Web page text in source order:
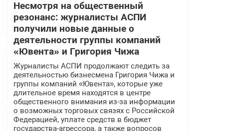
Несмотря на общественный
резонанс: журналисты АСПИ
получили новые данные о
деятельности группы компаний
«Ювента» и Григория Чижа
Журналисты АСПИ продолжают следить за
деятельностью бизнесмена Григория Чижа и
группы компаний «Ювента», которые уже
длительное время находятся в центре
общественного внимания из-за информации
о возможных торговых связях с Российской
Федерацией, уплате средств в бюджет
государства-агрессора, а также вопросов